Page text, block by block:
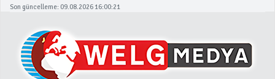
Son güncelleme: 09.08.2026 16:00:21